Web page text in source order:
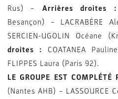
Rus) – Arrières droites :
Besançon) – LACRABÈRE
SERCIEN-UGOLIN Océane
droites : COATANEA
FLIPPES Laura (Paris 92).
LE GROUPE EST COMPLÉTÉ
(Nantes AHB) – LASSOURCE